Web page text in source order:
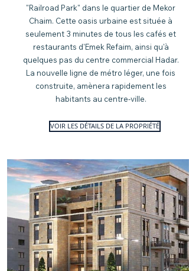
"Railroad Park" dans le quartier de Mekor
Chaim. Cette oasis urbaine est située à
seulement 3 minutes de tous les cafés et
restaurants d'Emek Refaim, ainsi qu'à
quelques pas du centre commercial Hadar.
La nouvelle ligne de métro léger, une fois
construite, amènera rapidement les
habitants au centre-ville.
VOIR LES DÉTAILS DE LA PROPRIÉTÉ